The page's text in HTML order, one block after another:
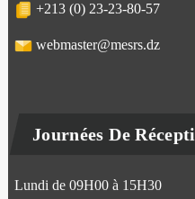
+213 (0) 23-23-80-57
webmaster@mesrs.dz
Journées De
Lundi de 09H00 à 15H30